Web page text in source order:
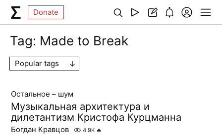
Donate
Tag: Made to Break
Popular tags
Остальное – шум
Музыкальная архитектура и
дилетантизм Кристофа Курцманна
Богдан Кравцов 4.9K 🔥